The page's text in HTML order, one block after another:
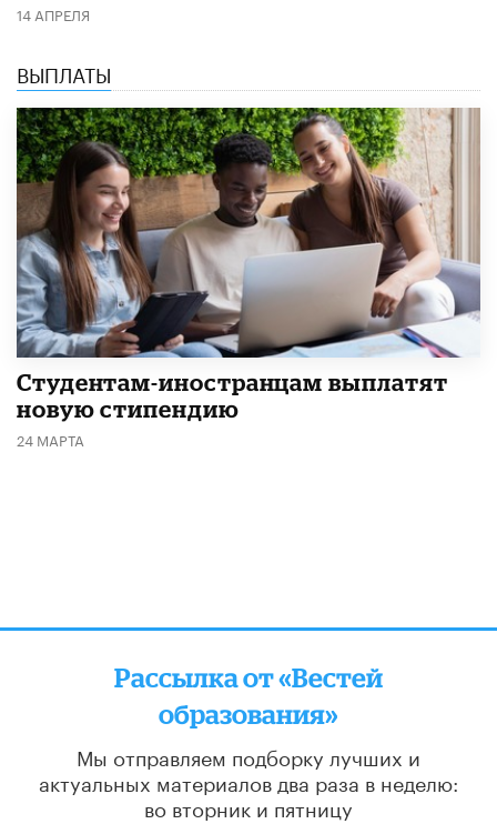
14 АПРЕЛЯ
ВЫПЛАТЫ
Студентам-иностранцам выплатят
новую стипендию
24 МАРТА
Рассылка от «Вестей
образования»
Мы отправляем подборку лучших и
актуальных материалов два раза в неделю:
во вторник и пятницу